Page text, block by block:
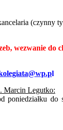
(czynny
wezwanie do
l
Marcin Legutko:
poniedziałku do